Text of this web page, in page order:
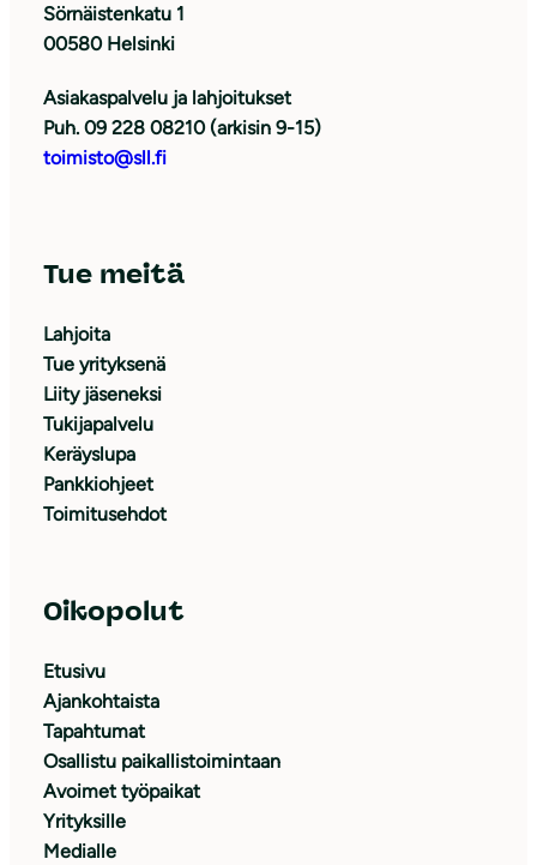
Sörnäistenkatu 1
00580 Helsinki
Asiakaspalvelu ja lahjoitukset
Puh. 09 228 08210 (arkisin 9-15)
toimisto@sll.fi
Tue meitä
Lahjoita
Tue yrityksenä
Liity jäseneksi
Tukijapalvelu
Keräyslupa
Pankkiohjeet
Toimitusehdot
Oikopolut
Etusivu
Ajankohtaista
Tapahtumat
Osallistu paikallistoimintaan
Avoimet työpaikat
Yrityksille
Medialle